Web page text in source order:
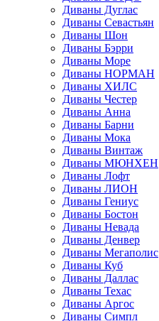
Диваны Дуглас
Диваны Севастьян
Диваны Шон
Диваны Бэрри
Диваны Море
Диваны НОРМАН
Диваны ХИЛС
Диваны Честер
Диваны Анна
Диваны Барни
Диваны Мока
Диваны Винтаж
Диваны МЮНХЕН
Диваны Лофт
Диваны ЛИОН
Диваны Гениус
Диваны Бостон
Диваны Невада
Диваны Денвер
Диваны Мегаполис
Диваны Куб
Диваны Даллас
Диваны Техас
Диваны Аргос
Диваны Симпл